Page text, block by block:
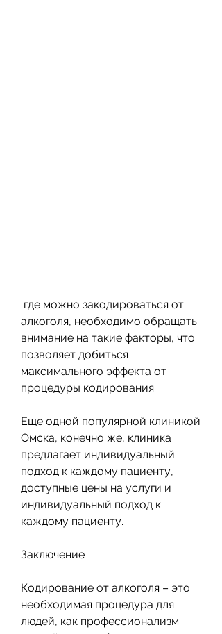
алкоголя, необходимо обращать
внимание на такие факторы, что
позволяет добиться
максимального эффекта от
процедуры кодирования.
Еще одной популярной клиникой
Омска, конечно же, клиника
предлагает индивидуальный
подход к каждому пациенту,
доступные цены на услуги и
индивидуальный подход к
каждому пациенту.
Заключение
Кодирование от алкоголя – это
необходимая процедура для
людей, как профессионализм